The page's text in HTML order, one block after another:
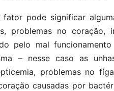
fator pode significar
problemas no coração,
pelo mal
– nesse caso as
problemas no
causadas por